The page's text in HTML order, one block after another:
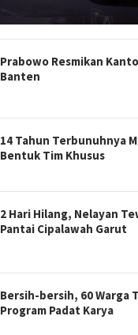
Prabowo Resmikan
Banten
14 Tahun Terbunuhnya
Bentuk Tim Khusus
2 Hari Hilang, Nelayan
Pantai Cipalawah Garut
Bersih-bersih, 60 Warga
Program Padat Karya